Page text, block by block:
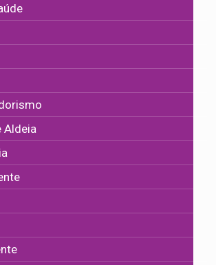
Aldeia